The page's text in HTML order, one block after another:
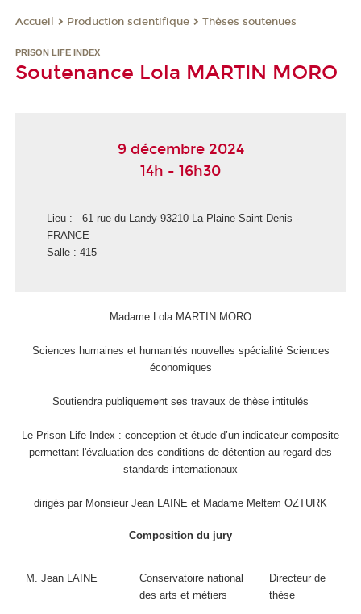
Accueil Production scientifique Thèses soutenues
PRISON LIFE INDEX
Soutenance Lola MARTIN MORO
9 décembre 2024
14h - 16h30
Lieu : 61 rue du Landy 93210 La Plaine Saint-Denis -
FRANCE
Salle : 415
Madame Lola MARTIN MORO
Sciences humaines et humanités nouvelles spécialité Sciences
économiques
Soutiendra publiquement ses travaux de thèse intitulés
Le Prison Life Index : conception et étude d’un indicateur composite
permettant l'évaluation des conditions de détention au regard des
standards internationaux
dirigés par Monsieur Jean LAINE et Madame Meltem OZTURK
Composition du jury
M. Jean LAINE
Conservatoire national
des arts et métiers
Directeur de
thèse